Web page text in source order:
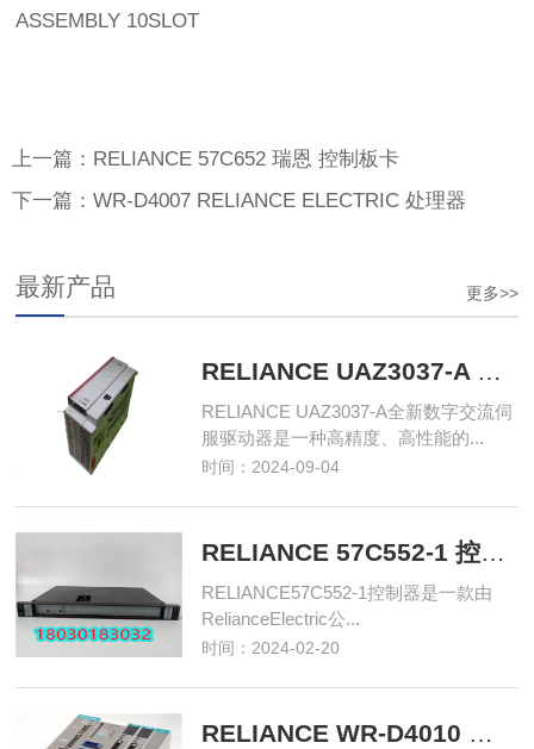
ASSEMBLY 10SLOT
上一篇：RELIANCE 57C652 瑞恩 控制板卡
下一篇：WR-D4007 RELIANCE ELECTRIC 处理器
更多>>
最新产品
RELIANCE UAZ3037-A 全新数字交流伺服驱动器
RELIANCE UAZ3037-A全新数字交流伺
服驱动器是一种高精度、高性能的...
时间：2024-09-04
RELIANCE 57C552-1 控制器
RELIANCE57C552-1控制器是一款由
RelianceElectric公...
时间：2024-02-20
RELIANCE WR-D4010 瑞恩控制器